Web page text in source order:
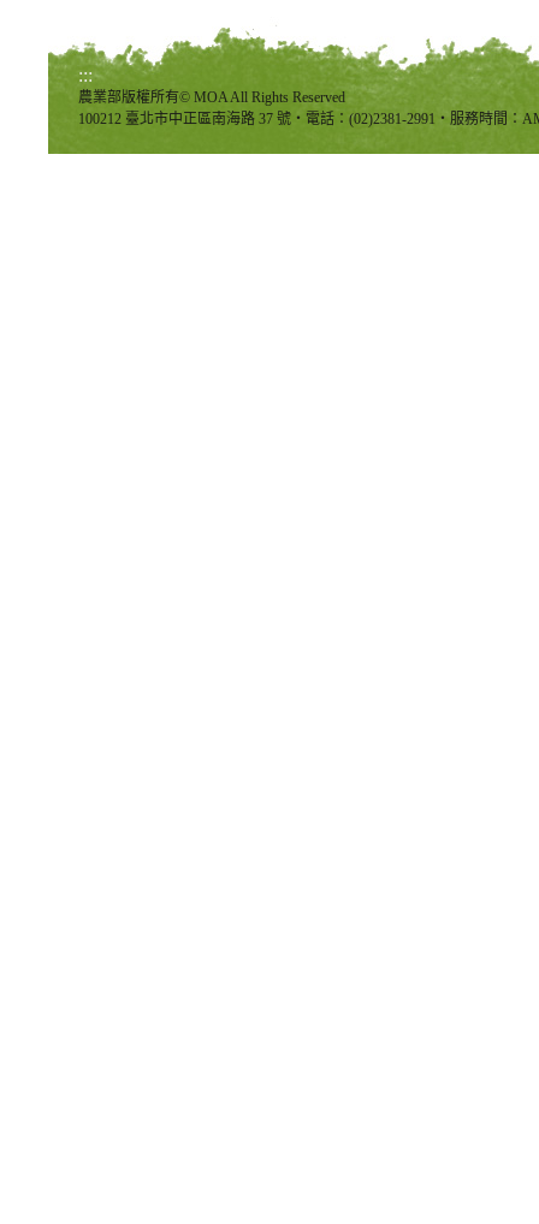
:::
農業部版權所有© MOA All Rights Reserved
100212 臺北市中正區南海路 37 號‧電話：(02)2381-2991‧服務時間：